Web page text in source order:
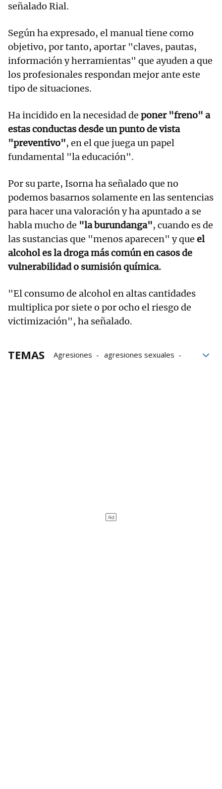
señalado Rial.
Según ha expresado, el manual tiene como
objetivo, por tanto, aportar "claves, pautas,
información y herramientas" que ayuden a que
los profesionales respondan mejor ante este
tipo de situaciones.
Ha incidido en la necesidad de poner "freno" a
estas conductas desde un punto de vista
"preventivo", en el que juega un papel
fundamental "la educación".
Por su parte, Isorna ha señalado que no
podemos basarnos solamente en las sentencias
para hacer una valoración y ha apuntado a se
habla mucho de "la burundanga", cuando es de
las sustancias que "menos aparecen" y que el
alcohol es la droga más común en casos de
vulnerabilidad o sumisión química.
"El consumo de alcohol en altas cantidades
multiplica por siete o por ocho el riesgo de
victimización", ha señalado.
TEMAS Agresiones
agresiones sexuales